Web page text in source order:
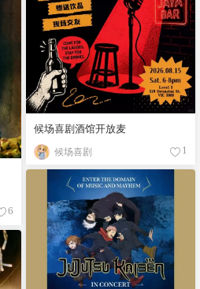
6
候场喜剧酒馆开放麦
候场喜剧 1